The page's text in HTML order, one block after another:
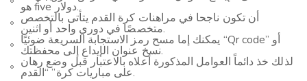
هو five دولار.
أن تكون ناجحا في مراهنات كرة القدم يتأتى بالتخصص
متخصصًا في دوري واحد أو اثنين.
يمكنك إما مسح رمز الاستجابة السريعة ضوئيًا “Qr code” أو
نسخ عنوان الإيداع إلى محفظتك.
لذلك خذ دائماً العوامل المذكورة أعلاه بالاعتبار قبل وضع رهان
على مباريات كرة” “القدم.